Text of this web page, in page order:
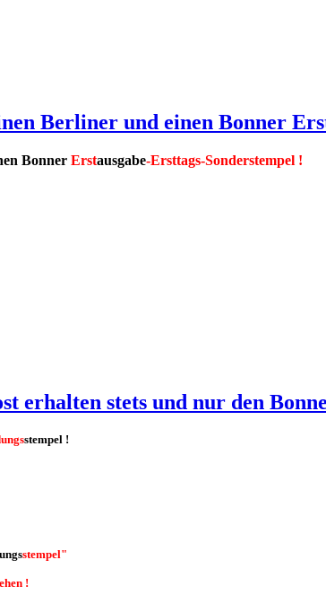
Berliner und einen Bonner
Bonner Erstausgabe-Ersttags-Sonderstempel !
erhalten stets und nur den
stempel !
stempel"
!